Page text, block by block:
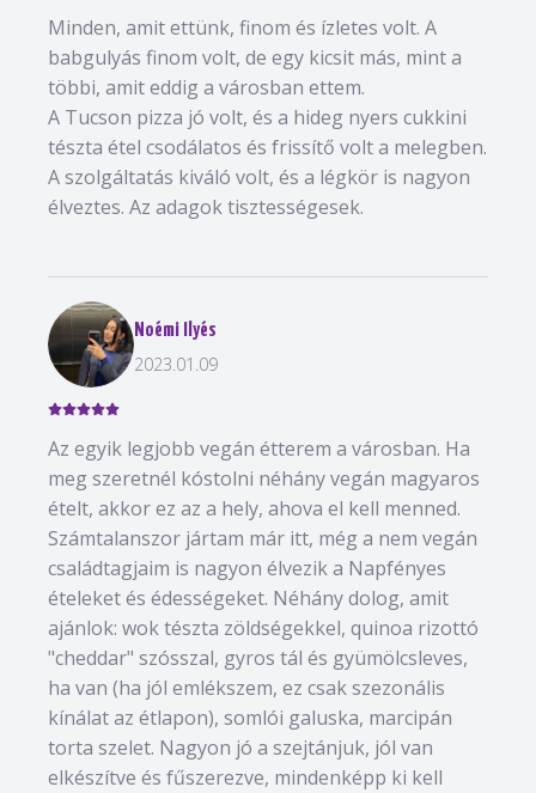
Minden, amit ettünk, finom és ízletes volt. A
babgulyás finom volt, de egy kicsit más, mint a
többi, amit eddig a városban ettem.
A Tucson pizza jó volt, és a hideg nyers cukkini
tészta étel csodálatos és frissítő volt a melegben.
A szolgáltatás kiváló volt, és a légkör is nagyon
élveztes. Az adagok tisztességesek.
Noémi Ilyés
2023.01.09
Az egyik legjobb vegán étterem a városban. Ha
meg szeretnél kóstolni néhány vegán magyaros
ételt, akkor ez az a hely, ahova el kell menned.
Számtalanszor jártam már itt, még a nem vegán
családtagjaim is nagyon élvezik a Napfényes
ételeket és édességeket. Néhány dolog, amit
ajánlok: wok tészta zöldségekkel, quinoa rizottó
"cheddar" szósszal, gyros tál és gyümölcsleves,
ha van (ha jól emlékszem, ez csak szezonális
kínálat az étlapon), somlói galuska, marcipán
torta szelet. Nagyon jó a szejtánjuk, jól van
elkészítve és fűszerezve, mindenképp ki kell